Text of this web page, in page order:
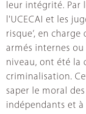
leur intégrité. Par
l'UCECAI et les
risque’, en
armés internes
niveau, ont été la
criminalisation.
saper le moral
indépendants et à